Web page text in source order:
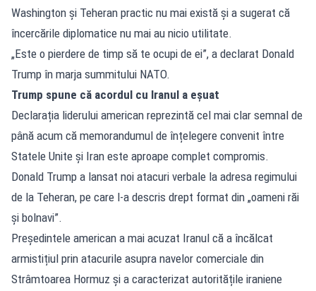
Washington și Teheran practic nu mai există și a sugerat că
încercările diplomatice nu mai au nicio utilitate.
„Este o pierdere de timp să te ocupi de ei”, a declarat Donald
Trump în marja summitului NATO.
Trump spune că acordul cu Iranul a eșuat
Declarația liderului american reprezintă cel mai clar semnal de
până acum că memorandumul de înțelegere convenit între
Statele Unite și Iran este aproape complet compromis.
Donald Trump a lansat noi atacuri verbale la adresa regimului
de la Teheran, pe care l-a descris drept format din „oameni răi
și bolnavi”.
Președintele american a mai acuzat Iranul că a încălcat
armistițiul prin atacurile asupra navelor comerciale din
Strâmtoarea Hormuz și a caracterizat autoritățile iraniene